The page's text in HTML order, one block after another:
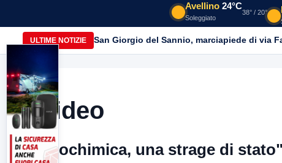
Avellino 24°C
Soleggiato
38° / 20°
ULTIME NOTIZIE San Giorgio del Sannio, marciapiede di via
Video
"Isochimica, una strage di